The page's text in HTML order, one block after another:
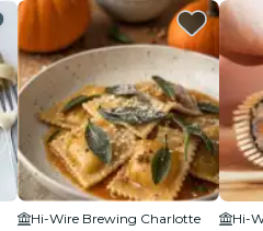
Hi-Wire Brewing Charlotte
Hi-